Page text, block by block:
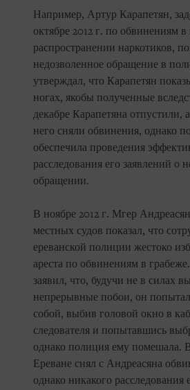
Например, Артур Карапетян,
октябре 2012 г. по обвинениям в
распространении наркотиков,
недозволенное обращение в
утверждал, что Карапетян
ногах, якобы полученные
декабре Карапетяна отпустили,
него сняли обвинения, однако
обеспечила проведения
расследования его заявлений о
обращении.
В ноябре 2012 г. Мгер
местных судов показал, что
ереванской полиции жестоко
ареста по обвинениям в
заявил, что, будучи не в силах
непрерывные побои, он
собой, выбив головой окно в
следователя и попытавшись
однако полиция ему помешала.
Ереване снял с Андреасяна
однако никакого расследования